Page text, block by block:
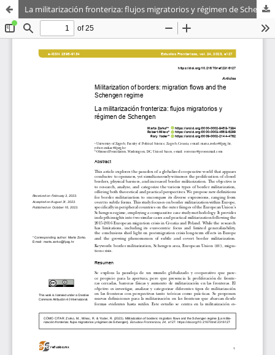
La militarización fronteriza: flujos migratorios y régimen de Schengen